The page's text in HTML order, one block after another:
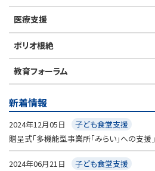
医療支援
ポリオ根絶
教育フォーラム
新着情報
2024年12月05日
子ども食堂支援
贈呈式「多機能型事業所「みらい」への支援」
2024年06月21日
子ども食堂支援